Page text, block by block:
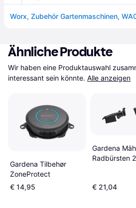
Ähnliche Produkte
Wir haben eine Produktauswahl
interessant sein könnte. Alle anzeigen
Gardena Tilbehør
ZoneProtect
€ 14,95
Gardena
Radbürsten
€ 21,04